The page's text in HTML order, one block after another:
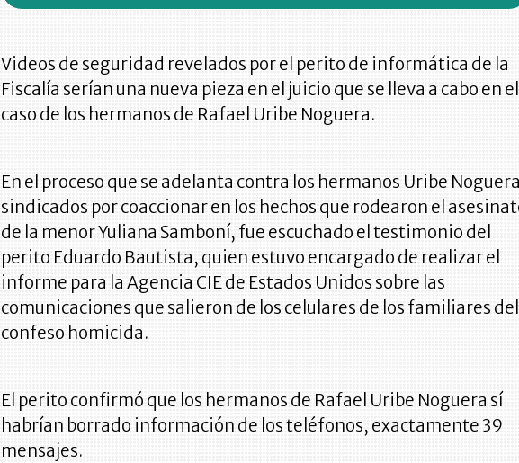
Videos de seguridad revelados por el perito de informática de la
Fiscalía serían una nueva pieza en el juicio que se lleva a cabo en el
caso de los hermanos de Rafael Uribe Noguera.
En el proceso que se adelanta contra los hermanos Uribe
sindicados por coaccionar en los hechos que rodearon el
de la menor Yuliana Samboní, fue escuchado el testimonio del
perito Eduardo Bautista, quien estuvo encargado de realizar el
informe para la Agencia CIE de Estados Unidos sobre las
comunicaciones que salieron de los celulares de los familiares del
confeso homicida.
El perito confirmó que los hermanos de Rafael Uribe Noguera sí
habrían borrado información de los teléfonos, exactamente 39
mensajes.